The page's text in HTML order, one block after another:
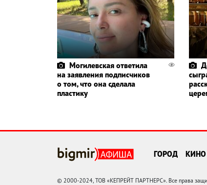
Могилевская ответила
на заявления подписчиков
о том, что она сделала
пластику
ГОРОД КИНО
© 2000-2024, ТОВ «КЕПРЕЙТ ПАРТНЕРС». Все права